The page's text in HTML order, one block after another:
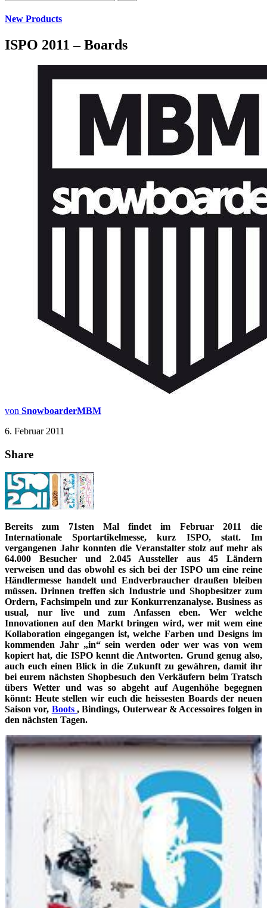
New Products
ISPO 2011 – Boards
von SnowboarderMBM
6. Februar 2011
Share
Bereits zum 71sten Mal findet im Februar 2011 die
Internationale Sportartikelmesse, kurz ISPO, statt. Im
vergangenen Jahr konnten die Veranstalter stolz auf mehr als
64.000 Besucher und 2.045 Aussteller aus 45 Ländern
verweisen und das obwohl es sich bei der ISPO um eine reine
Händlermesse handelt und Endverbraucher draußen bleiben
müssen. Drinnen treffen sich Industrie und Shopbesitzer zum
Ordern, Fachsimpeln und zur Konkurrenzanalyse. Business as
usual, nur live und zum Anfassen eben. Wer welche
Innovationen auf den Markt bringen wird, wer mit wem eine
Kollaboration eingegangen ist, welche Farben und Designs im
kommenden Jahr „in“ sein werden oder wer was von wem
kopiert hat, die ISPO kennt die Antworten. Grund genug also,
auch euch einen Blick in die Zukunft zu gewähren, damit ihr
bei eurem nächsten Shopbesuch den Verkäufern beim Tratsch
übers Wetter und was so abgeht auf Augenhöhe begegnen
könnt: Heute stellen wir euch die heissesten Boards der neuen
Saison vor, Boots, Bindings, Outerwear & Accessoires folgen in
den nächsten Tagen.